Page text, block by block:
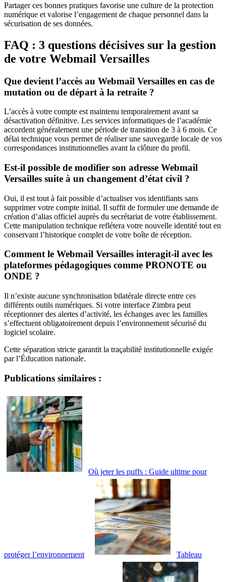
Partager ces bonnes pratiques favorise une culture de la protection
numérique et valorise l’engagement de chaque personnel dans la
sécurisation de ses données.
FAQ : 3 questions décisives sur la gestion
de votre Webmail Versailles
Que devient l’accès au Webmail Versailles en cas de
mutation ou de départ à la retraite ?
L’accès à votre compte est maintenu temporairement avant sa
désactivation définitive. Les services informatiques de l’académie
accordent généralement une période de transition de 3 à 6 mois. Ce
délai technique vous permet de réaliser une sauvegarde locale de vos
correspondances institutionnelles avant la clôture du profil.
Est-il possible de modifier son adresse Webmail
Versailles suite à un changement d’état civil ?
Oui, il est tout à fait possible d’actualiser vos identifiants sans
supprimer votre compte initial. Il suffit de formuler une demande de
création d’alias officiel auprès du secrétariat de votre établissement.
Cette manipulation technique reflétera votre nouvelle identité tout en
conservant l’historique complet de votre boîte de réception.
Comment le Webmail Versailles interagit-il avec les
plateformes pédagogiques comme PRONOTE ou
ONDE ?
Il n’existe aucune synchronisation bilatérale directe entre ces
différents outils numériques. Si votre interface Zimbra peut
réceptionner des alertes d’activité, les échanges avec les familles
s’effectuent obligatoirement depuis l’environnement sécurisé du
logiciel scolaire.
Cette séparation stricte garantit la traçabilité institutionnelle exigée
par l’Éducation nationale.
Publications similaires :
Où jeter les puffs : Guide ultime pour
protéger l’environnement Tableau